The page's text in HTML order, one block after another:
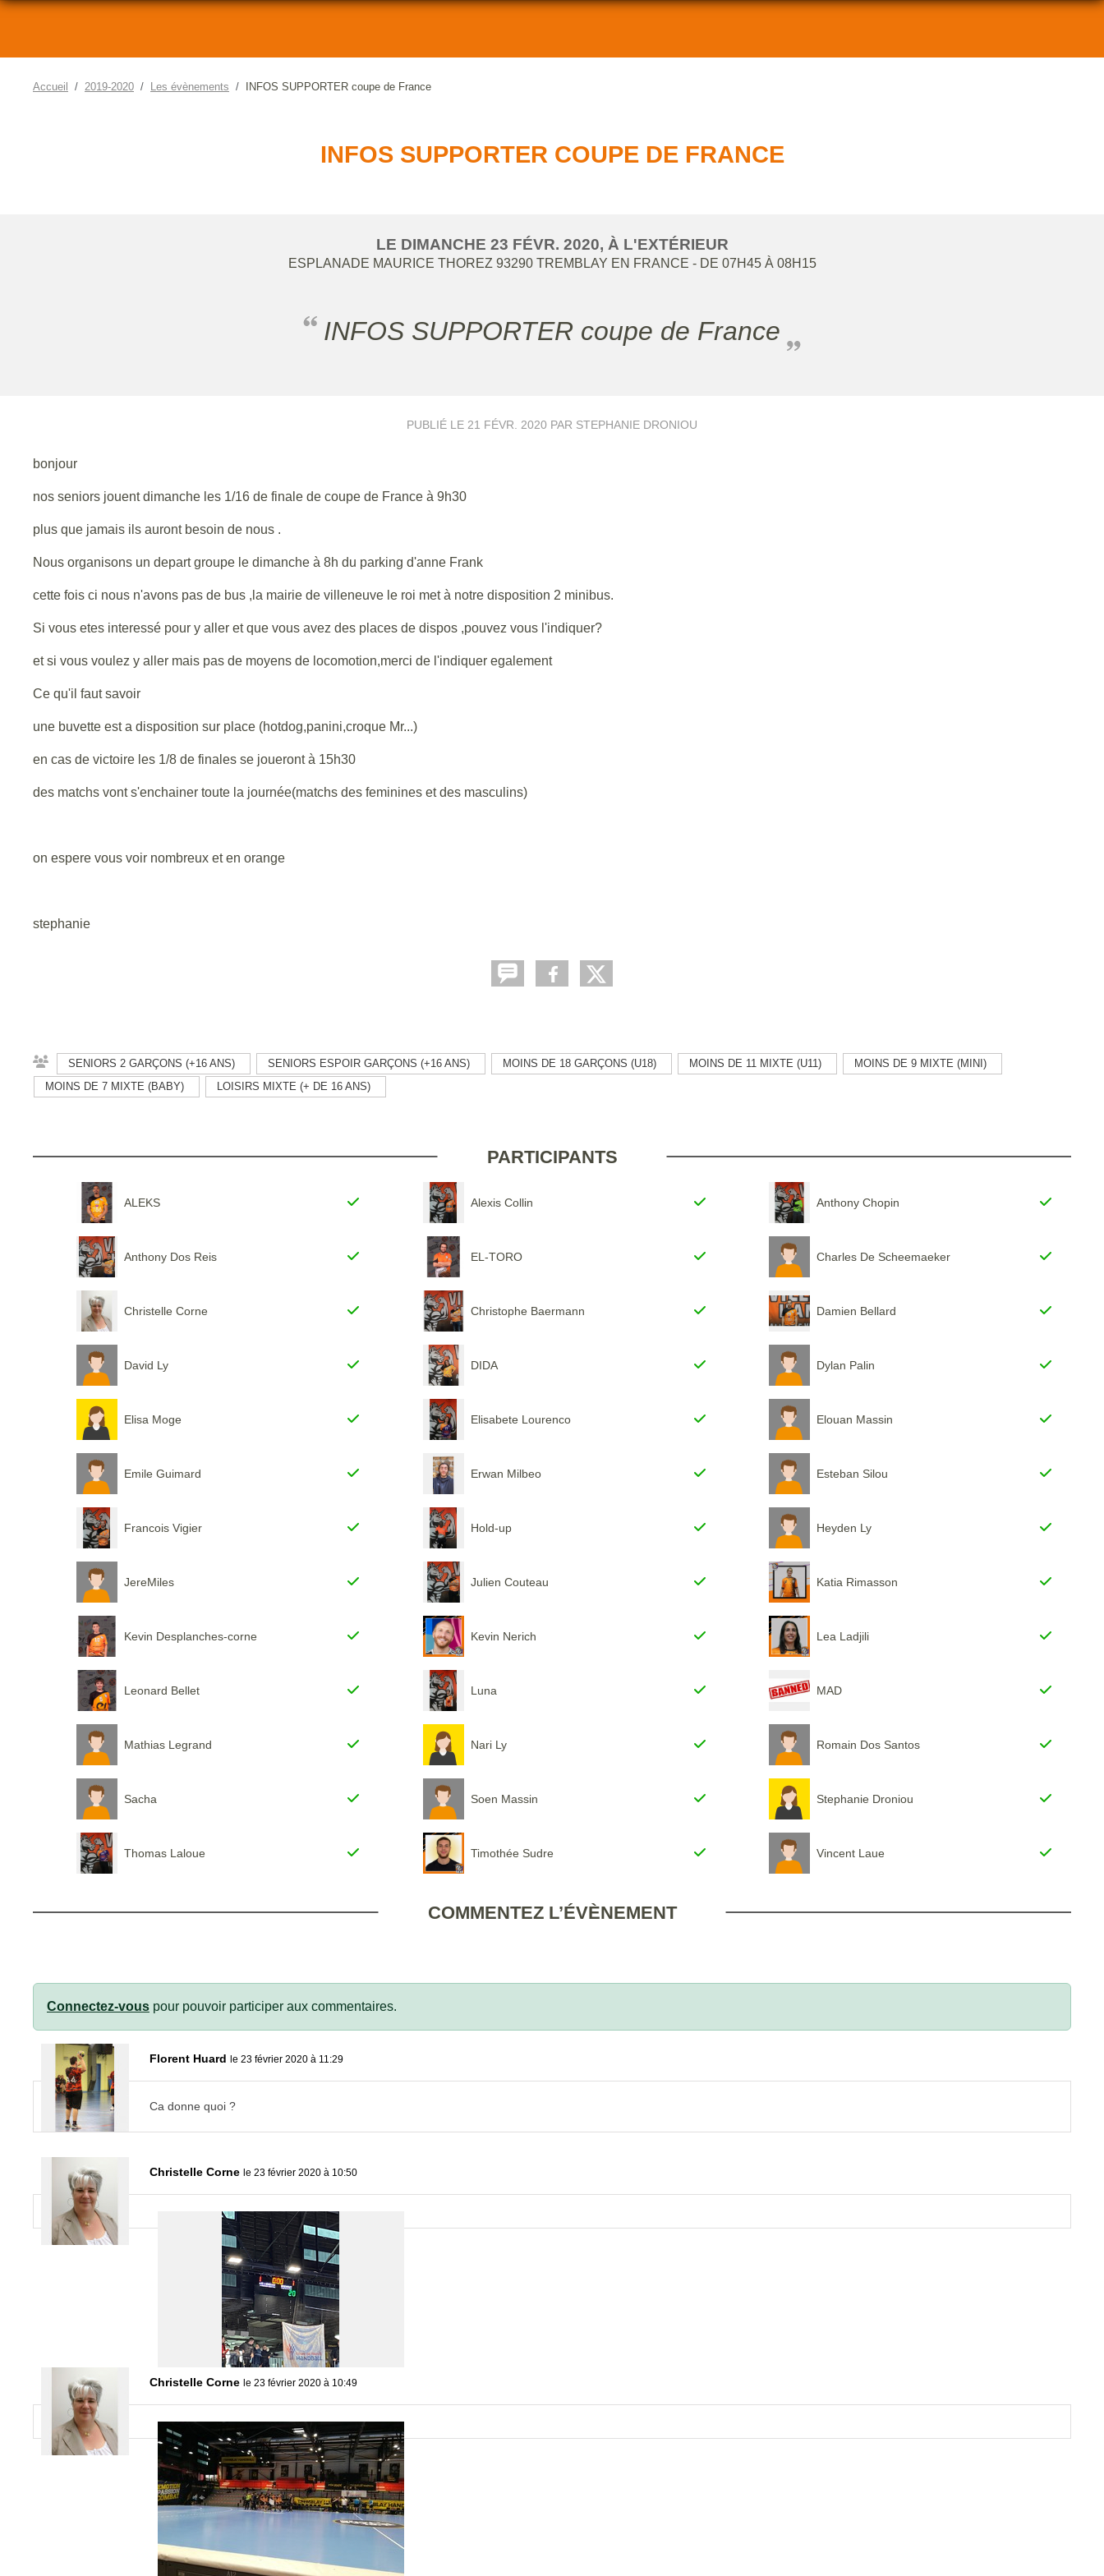
Accueil 2019-2020 Les évènements INFOS SUPPORTER coupe de France
INFOS SUPPORTER COUPE DE FRANCE
LE DIMANCHE 23 FÉVR. 2020, À L'EXTÉRIEUR
ESPLANADE MAURICE THOREZ 93290 TREMBLAY EN FRANCE - DE 07H45 À 08H15
INFOS SUPPORTER coupe de France
PUBLIÉ LE 21 FÉVR. 2020 PAR STEPHANIE DRONIOU
bonjour
nos seniors jouent dimanche les 1/16 de finale de coupe de France à 9h30
plus que jamais ils auront besoin de nous .
Nous organisons un depart groupe le dimanche à 8h du parking d'anne Frank
cette fois ci nous n'avons pas de bus ,la mairie de villeneuve le roi met à notre disposition 2 minibus.
Si vous etes interessé pour y aller et que vous avez des places de dispos ,pouvez vous l'indiquer?
et si vous voulez y aller mais pas de moyens de locomotion,merci de l'indiquer egalement
Ce qu'il faut savoir
une buvette est a disposition sur place (hotdog,panini,croque Mr...)
en cas de victoire les 1/8 de finales se joueront à 15h30
des matchs vont s'enchainer toute la journée(matchs des feminines et des masculins)
on espere vous voir nombreux et en orange
stephanie
SENIORS 2 GARÇONS (+16 ANS) SENIORS ESPOIR GARÇONS (+16 ANS) MOINS DE 18 GARÇONS (U18) MOINS DE 11 MIXTE (U11)
MOINS DE 9 MIXTE (MINI)
MOINS DE 7 MIXTE (BABY)
LOISIRS MIXTE (+ DE 16 ANS)
PARTICIPANTS
ALEKS Alexis Collin Anthony Chopin
Anthony Dos Reis EL-TORO Charles De Scheemaeker
Christelle Corne Christophe Baermann Damien Bellard
David Ly DIDA Dylan Palin
Elisa Moge Elisabete Lourenco Elouan Massin
Emile Guimard Erwan Milbeo Esteban Silou
Francois Vigier Hold-up Heyden Ly
JereMiles Julien Couteau Katia Rimasson
Kevin Desplanches-corne Kevin Nerich Lea Ladjili
Leonard Bellet Luna MAD
Mathias Legrand Nari Ly Romain Dos Santos
Sacha Soen Massin Stephanie Droniou
Thomas Laloue Timothée Sudre Vincent Laue
COMMENTEZ L’ÉVÈNEMENT
Connectez-vous pour pouvoir participer aux commentaires.
Florent Huard le 23 février 2020 à 11:29
Ca donne quoi ?
Christelle Corne le 23 février 2020 à 10:50
Christelle Corne le 23 février 2020 à 10:49